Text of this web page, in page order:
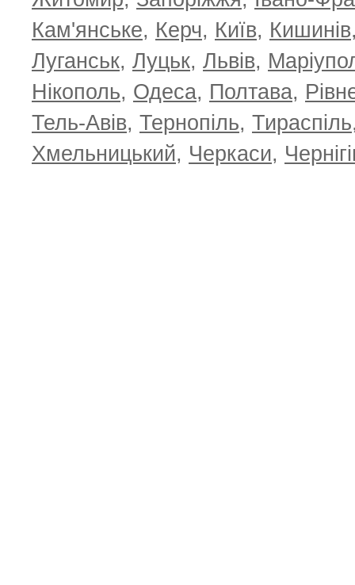
Кам'янське, Керч, Київ, Кишинів
Луганськ, Луцьк, Львів,
Нікополь, Одеса, Полтава,
Тель-Авів, Тернопіль, Тираспіль
Хмельницький, Черкаси,